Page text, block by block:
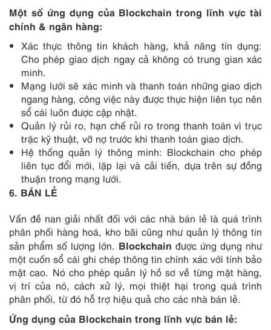
Một số ứng dụng của Blockchain trong lĩnh vực tài
chính & ngân hàng:
Xác thực thông tin khách hàng, khả năng tín dụng:
Cho phép giao dịch ngay cả không có trung gian xác
minh.
Mạng lưới sẽ xác minh và thanh toán những giao dịch
ngang hàng, công việc này được thực hiện liên tục nên
sổ cái luôn được cập nhật.
Quản lý rủi ro, hạn chế rủi ro trong thanh toán vì trục
trặc kỹ thuật, vỡ nợ trước khi thanh toán giao dịch.
Hệ thống quản lý thông minh: Blockchain cho phép
liên tục đổi mới, lặp lại và cải tiến, dựa trên sự đồng
thuận trong mạng lưới.
6. BÁN LẺ
Vấn đề nan giải nhất đối với các nhà bán lẻ là quá trình
phân phối hàng hoá, kho bãi cũng như quản lý thông tin
sản phẩm số lượng lớn. Blockchain được ứng dụng như
một cuốn sổ cái ghi chép thông tin chính xác với tính bảo
mật cao. Nó cho phép quản lý hồ sơ về từng mặt hàng,
vị trí của nó, cách xử lý, mọi thiệt hại trong quá trình
phân phối, từ đó hỗ trợ hiệu quả cho các nhà bán lẻ.
Ứng dụng của Blockchain trong lĩnh vực bán lẻ: